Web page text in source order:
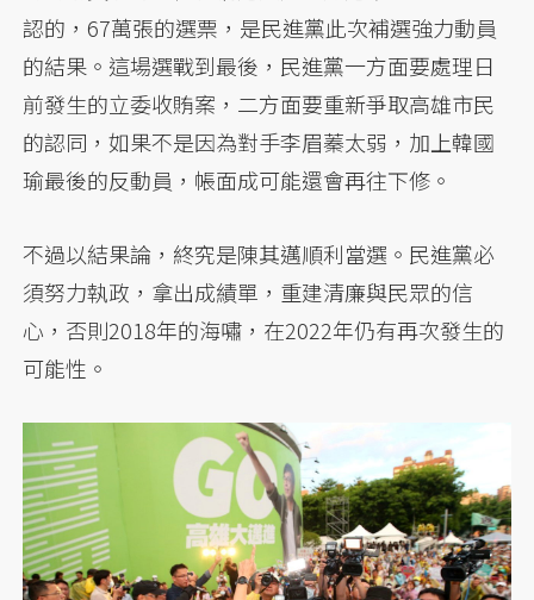
認的，67萬張的選票，是民進黨此次補選強力動員
的結果。這場選戰到最後，民進黨一方面要處理日
前發生的立委收賄案，二方面要重新爭取高雄市民
的認同，如果不是因為對手李眉蓁太弱，加上韓國
瑜最後的反動員，帳面成可能還會再往下修。
不過以結果論，終究是陳其邁順利當選。民進黨必
須努力執政，拿出成績單，重建清廉與民眾的信
心，否則2018年的海嘯，在2022年仍有再次發生的
可能性。